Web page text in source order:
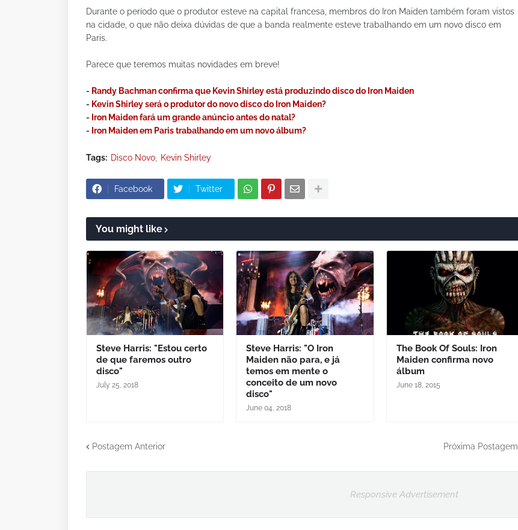
Durante o período que o produtor esteve na capital francesa, membros do Iron Maiden também foram vistos
na cidade, o que não deixa dúvidas de que a banda realmente esteve trabalhando em um novo disco em
Paris.
Parece que teremos muitas novidades em breve!
- Randy Bachman confirma que Kevin Shirley está produzindo disco do Iron Maiden
- Kevin Shirley será o produtor do novo disco do Iron Maiden?
- Iron Maiden fará um grande anúncio antes do natal?
- Iron Maiden em Paris trabalhando em um novo álbum?
Tags: Disco Novo Kevin Shirley
Facebook Twitter
You might like
Steve Harris: "Estou certo
de que faremos outro
disco"
July 25, 2018
Steve Harris: "O Iron
Maiden não para, e já
temos em mente o
conceito de um novo
disco"
June 04, 2018
The Book Of Souls: Iron
Maiden confirma novo
álbum
June 18, 2015
Postagem Anterior Próxima Postagem
Responsive Advertisement